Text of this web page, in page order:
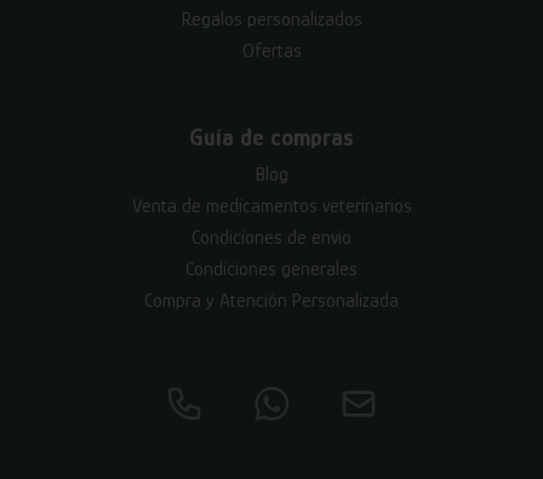
Regalos personalizados
Ofertas
Guía de compras
Blog
Venta de medicamentos veterinarios
Condiciones de envío
Condiciones generales
Compra y Atención Personalizada